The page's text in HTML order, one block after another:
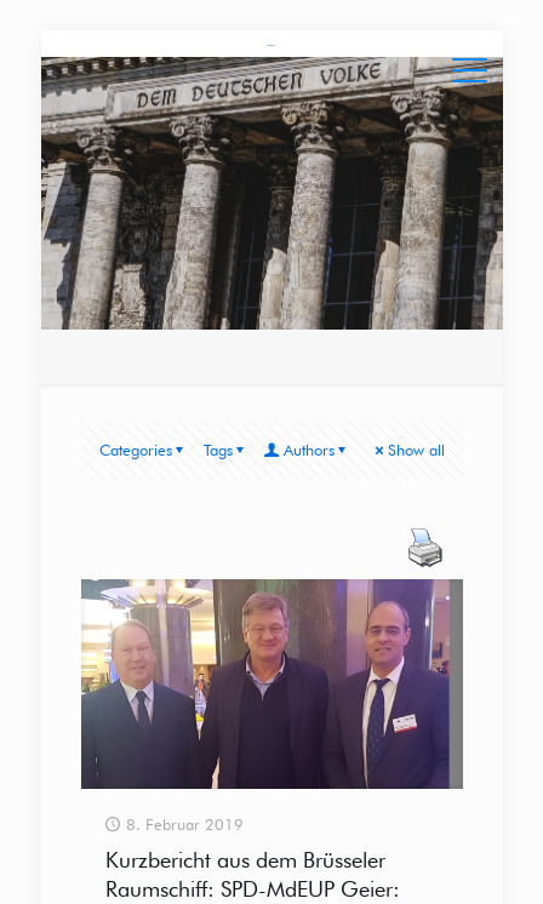
Categories Tags Authors Show all
8. Februar 2019
Kurzbericht aus dem Brüsseler
Raumschiff: SPD-MdEUP Geier: